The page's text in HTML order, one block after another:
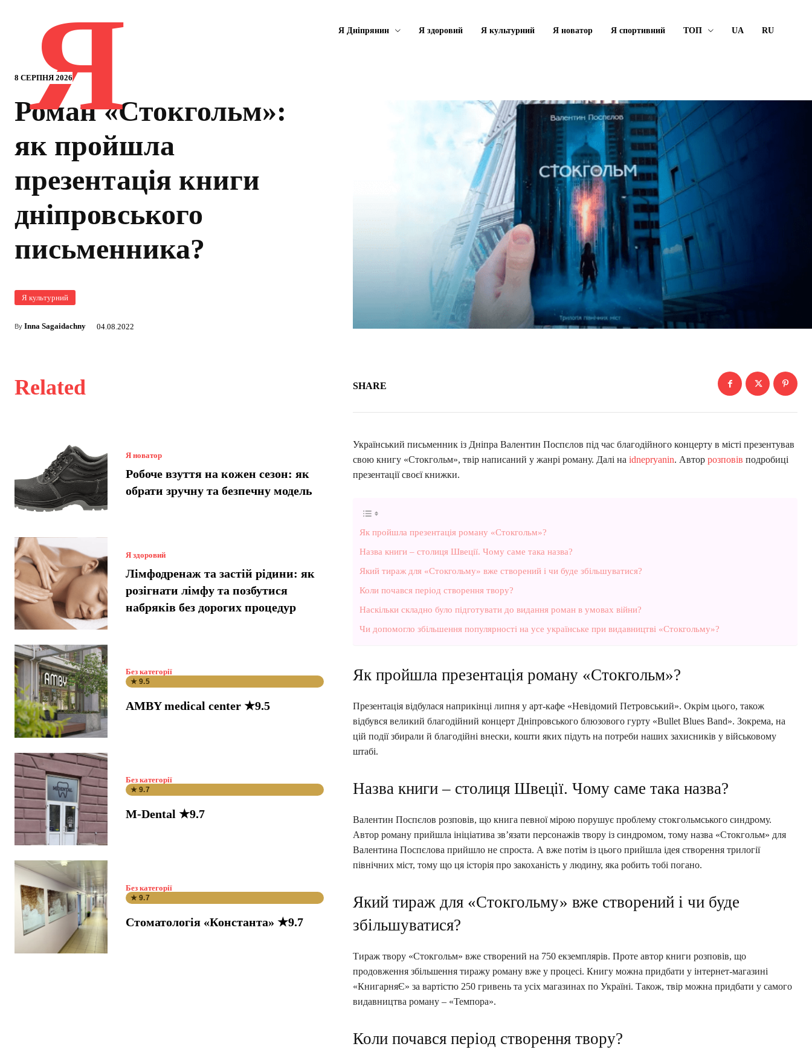
8 СЕРПНЯ 2026
Я Я Дніпрянин Я здоровий Я культурний Я новатор Я спортивний ТОП UA RU
Роман «Стокгольм»:
як пройшла
презентація книги
дніпровського
письменника?
Я культурний
By Inna Sagaidachny 04.08.2022
Related
Я новатор
Робоче взуття на кожен сезон: як
обрати зручну та безпечну модель
Я здоровий
Лімфодренаж та застій рідини: як
розігнати лімфу та позбутися
набряків без дорогих процедур
Без категорії
★ 9.5
AMBY medical center ★9.5
Без категорії
★ 9.7
M-Dental ★9.7
Без категорії
★ 9.7
Стоматологія «Константа» ★9.7
SHARE
Український письменник із Дніпра Валентин Поспєлов під час благодійного концерту в місті презентував
свою книгу «Стокгольм», твір написаний у жанрі роману. Далі на idnepryanin. Автор розповів подробиці
презентації своєї книжки.
Як пройшла презентація роману «Стокгольм»?
Назва книги – столиця Швеції. Чому саме така назва?
Який тираж для «Стокгольму» вже створений і чи буде збільшуватися?
Коли почався період створення твору?
Наскільки складно було підготувати до видання роман в умовах війни?
Чи допомогло збільшення популярності на усе українське при видавництві «Стокгольму»?
Як пройшла презентація роману «Стокгольм»?
Презентація відбулася наприкінці липня у арт-кафе «Невідомий Петровський». Окрім цього, також
відбувся великий благодійний концерт Дніпровського блюзового гурту «Bullet Blues Band». Зокрема, на
цій події збирали й благодійні внески, кошти яких підуть на потреби наших захисників у військовому
штабі.
Назва книги – столиця Швеції. Чому саме така назва?
Валентин Поспєлов розповів, що книга певної мірою порушує проблему стокгольмського синдрому.
Автор роману прийшла ініціатива зв’язати персонажів твору із синдромом, тому назва «Стокгольм» для
Валентина Поспєлова прийшло не спроста. А вже потім із цього прийшла ідея створення трилогії
північних міст, тому що ця історія про закоханість у людину, яка робить тобі погано.
Який тираж для «Стокгольму» вже створений і чи буде
збільшуватися?
Тираж твору «Стокгольм» вже створений на 750 екземплярів. Проте автор книги розповів, що
продовження збільшення тиражу роману вже у процесі. Книгу можна придбати у інтернет-магазині
«КнигарняЄ» за вартістю 250 гривень та усіх магазинах по Україні. Також, твір можна придбати у самого
видавництва роману – «Темпора».
Коли почався період створення твору?